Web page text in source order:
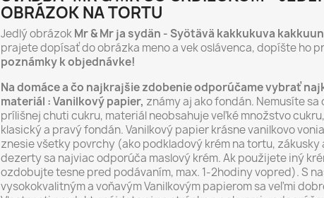
OBRÁZOK NA TORTU
Jedlý obrázokMr & Mr ja sydän - Syötävä kakkukuva kakkuun
prajete dopísať do obrázka meno a vek oslávenca, dopíšte ho
poznámky k objednávke!
Na domáce a čo najkrajšie zdobenie odporúčame vybrať
materiál : Vanilkový papier, známy aj ako fondán. Nemusíte sa
prílišnej chuti cukru, materiál neobsahuje veľké množstvo
klasický a pravý fondán. Vanilkový papier krásne vanilkovo
znesie všetky povrchy (ako podkladový krém na tortu, zákusky
dezerty sa najviac odporúča maslový krém. Ak použijete iný
ozdobujte tesne pred podávaním, max. 1-2hodiny vopred). S
vysokokvalitným a voňavým Vanilkovým papierom sa veľmi